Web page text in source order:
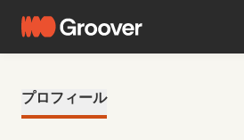
プロフィール